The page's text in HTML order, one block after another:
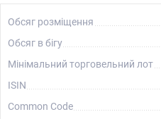
Обсяг розміщення
Обсяг в бігу
Мінімальний торговельний лот
ISIN
Common Code